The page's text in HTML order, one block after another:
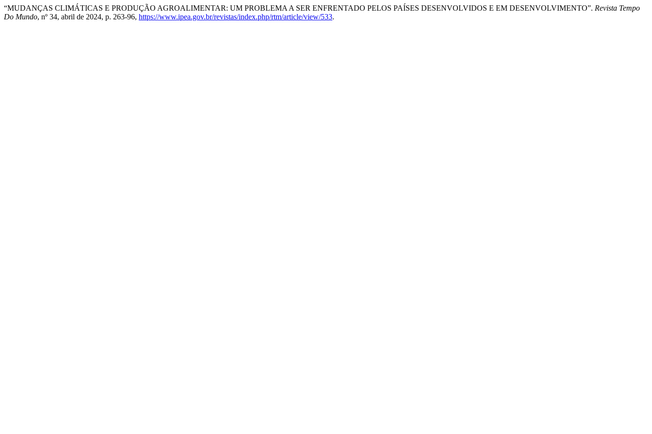
“MUDANÇAS CLIMÁTICAS E PRODUÇÃO AGROALIMENTAR: UM PROBLEMA A SER ENFRENTADO PELOS PAÍSES DESENVOLVIDOS E EM DESENVOLVIMENTO”. Revista Tempo
Do Mundo, nº 34, abril de 2024, p. 263-96, https://www.ipea.gov.br/revistas/index.php/rtm/article/view/533.